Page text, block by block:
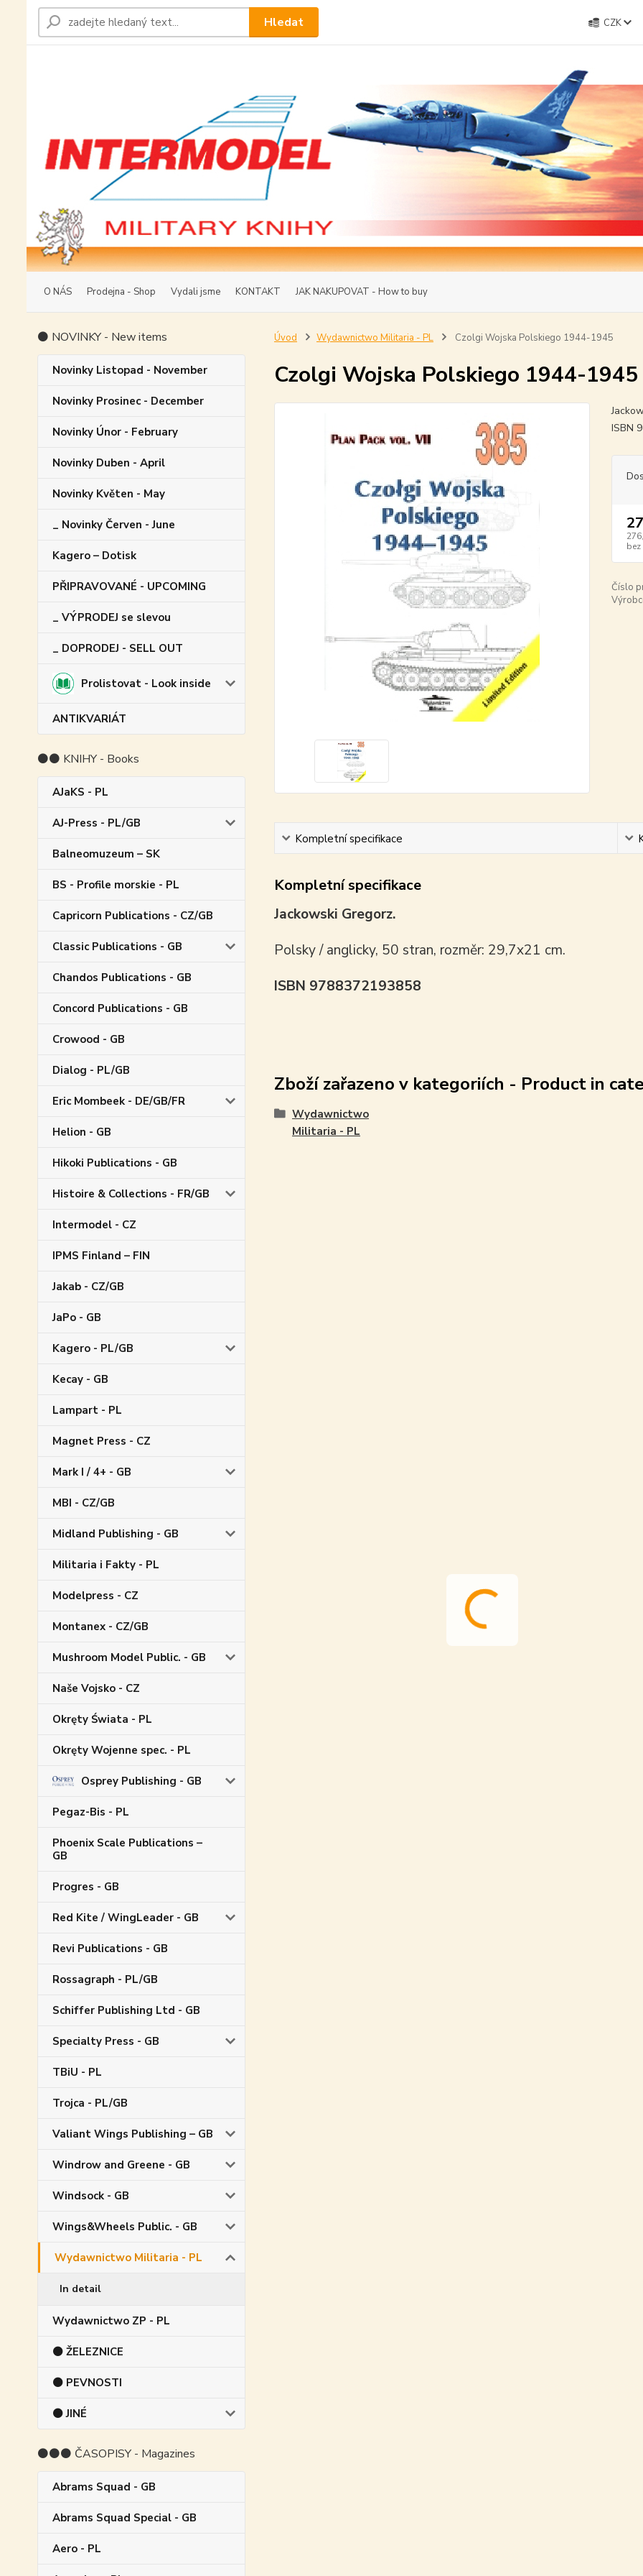
O NÁS Prodejna - Shop Vydali jsme KONTAKT JAK NAKUPOVAT - How to buy
CZK
Hledat
⚫ NOVINKY - New items
Novinky Listopad - November
Novinky Prosinec - December
Novinky Únor - February
Novinky Duben - April
Novinky Květen - May
_ Novinky Červen - June
Kagero – Dotisk
PŘIPRAVOVANÉ - UPCOMING
_ VÝPRODEJ se slevou
_ DOPRODEJ - SELL OUT
Prolistovat - Look inside
ANTIKVARIÁT
⚫⚫ KNIHY - Books
AJaKS - PL
AJ-Press - PL/GB
Balneomuzeum – SK
BS - Profile morskie - PL
Capricorn Publications - CZ/GB
Classic Publications - GB
Chandos Publications - GB
Concord Publications - GB
Crowood - GB
Dialog - PL/GB
Eric Mombeek - DE/GB/FR
Helion - GB
Hikoki Publications - GB
Histoire & Collections - FR/GB
Intermodel - CZ
IPMS Finland – FIN
Jakab - CZ/GB
JaPo - GB
Kagero - PL/GB
Kecay - GB
Lampart - PL
Magnet Press - CZ
Mark I / 4+ - GB
MBI - CZ/GB
Midland Publishing - GB
Militaria i Fakty - PL
Modelpress - CZ
Montanex - CZ/GB
Mushroom Model Public. - GB
Naše Vojsko - CZ
Okręty Świata - PL
Okręty Wojenne spec. - PL
Osprey Publishing - GB
Pegaz-Bis - PL
Phoenix Scale Publications –
GB
Progres - GB
Red Kite / WingLeader - GB
Revi Publications - GB
Rossagraph - PL/GB
Schiffer Publishing Ltd - GB
Specialty Press - GB
TBiU - PL
Trojca - PL/GB
Valiant Wings Publishing – GB
Windrow and Greene - GB
Windsock - GB
Wings&Wheels Public. - GB
Wydawnictwo Militaria - PL
In detail
Wydawnictwo ZP - PL
⚫ ŽELEZNICE
⚫ PEVNOSTI
⚫ JINÉ
⚫⚫⚫ ČASOPISY - Magazines
Abrams Squad - GB
Abrams Squad Special - GB
Aero - PL
Úvod Wydawnictwo Militaria - PL Czolgi Wojska Polskiego 1944-1945
Czolgi Wojska Polskiego 1944-1945
ISBN
bez
Číslo
Kompletní specifikace
Kompletní specifikace
Jackowski Gregorz.
Polsky / anglicky, 50 stran, rozměr: 29,7x21 cm.
ISBN 9788372193858
Zboží zařazeno v kategoriích - Product in
Wydawnictwo
Militaria - PL